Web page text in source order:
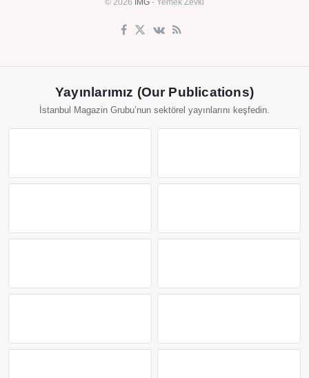
© 2026 IMG - Yemek Zevki
Yayınlarımız (Our Publications)
İstanbul Magazin Grubu’nun sektörel yayınlarını keşfedin.